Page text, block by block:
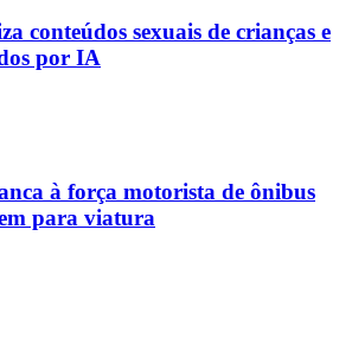
conteúdos sexuais de crianças e
por IA
à força motorista de ônibus
para viatura